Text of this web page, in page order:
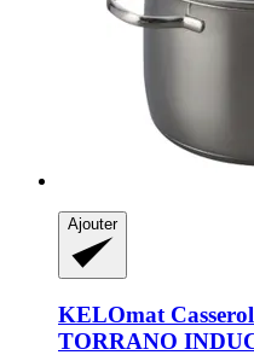
Ajouter
KELOmat
TORRANO